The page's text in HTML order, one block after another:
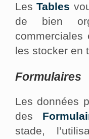
LesTables
de bien
commerciales
les stocker en
Formulaires
Les données
des
stade,